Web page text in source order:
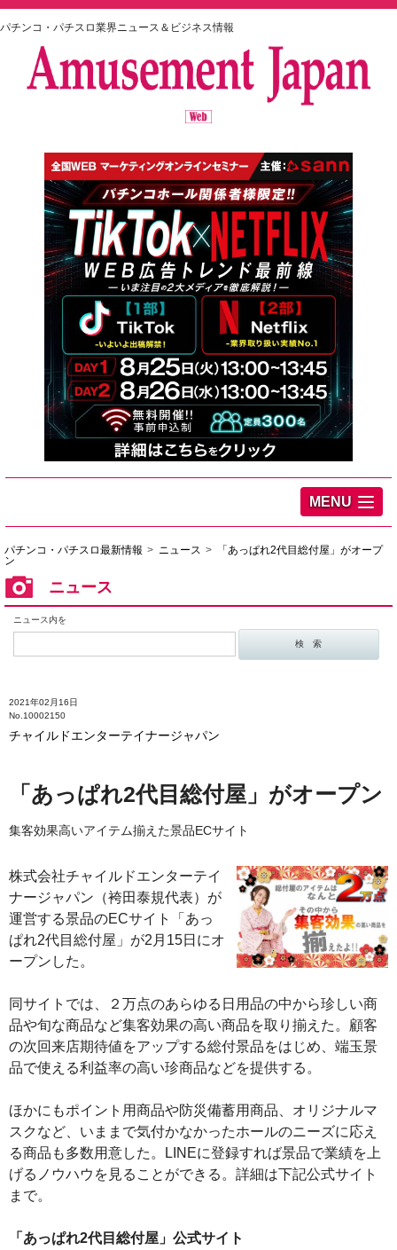
パチンコ・パチスロ業界ニュース＆ビジネス情報
MENU
パチンコ・パチスロ最新情報 ニュース
「あっぱれ2代目総付屋」がオープ
ン
ニュース
ニュース内を
2021年02月16日
No.10002150
チャイルドエンターテイナージャパン
「あっぱれ2代目総付屋」がオープン
集客効果高いアイテム揃えた景品ECサイト
株式会社チャイルドエンターテイ
ナージャパン（袴田泰規代表）が
運営する景品のECサイト「あっ
ぱれ2代目総付屋」が2月15日にオ
ープンした。
同サイトでは、２万点のあらゆる日用品の中から珍しい商
品や旬な商品など集客効果の高い商品を取り揃えた。顧客
の次回来店期待値をアップする総付景品をはじめ、端玉景
品で使える利益率の高い珍商品などを提供する。
ほかにもポイント用商品や防災備蓄用商品、オリジナルマ
スクなど、いままで気付かなかったホールのニーズに応え
る商品も多数用意した。LINEに登録すれば景品で業績を上
げるノウハウを見ることができる。詳細は下記公式サイト
まで。
「あっぱれ2代目総付屋」公式サイト